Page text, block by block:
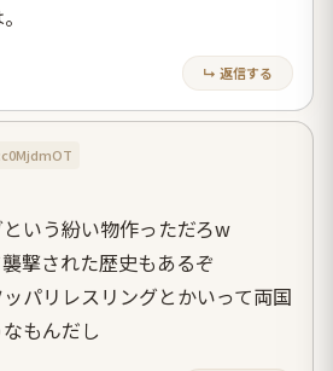
↳ 返信する
いう紛い物作っただろw
撃された歴史もあるぞ
パリレスリングとかいって両国
もんだし